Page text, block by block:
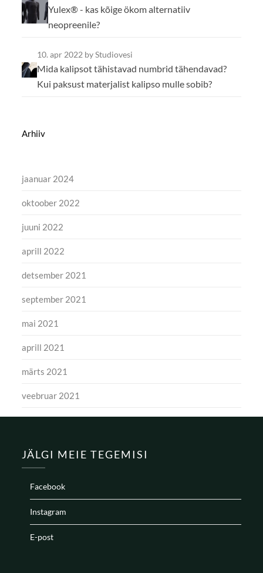
Yulex® - kas kõige ökom alternatiiv
neopreenile?
10. apr 2022 by Studiovesi
Mida kalipsot tähistavad numbrid tähendavad?
Kui paksust materjalist kalipso mulle sobib?
Arhiiv
jaanuar 2024
oktoober 2022
juuni 2022
aprill 2022
detsember 2021
september 2021
mai 2021
aprill 2021
märts 2021
veebruar 2021
JÄLGI MEIE TEGEMISI
Facebook
Instagram
E-post